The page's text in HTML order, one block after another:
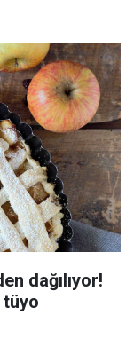
dağılıyor!
tüyo